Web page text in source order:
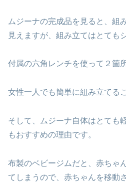
ムジーナの完成品を見ると、組
見えますが、組み立てはとても
付属の六角レンチを使って２箇
女性一人でも簡単に組み立てる
そして、ムジーナ自体はとても
もおすすめの理由です。
布製のベビージムだと、赤ちゃ
てしまうので、赤ちゃんを移動